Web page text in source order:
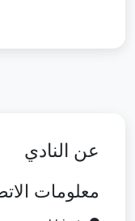
عن النادي
معلومات